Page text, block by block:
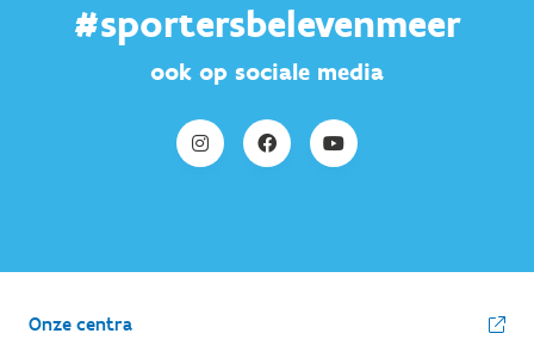
#sportersbelevenmeer
ook op sociale media
Onze centra